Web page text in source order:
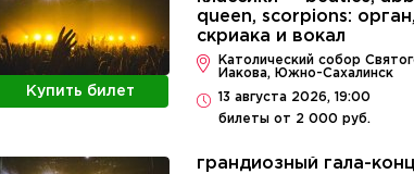
Купить билет
queen, scorpions: орган,
скриака и вокал
Католический собор
Иакова, Южно-Сахалинск
13 августа 2026, 19:00
билеты от 2 000 руб.
грандиозный гала-